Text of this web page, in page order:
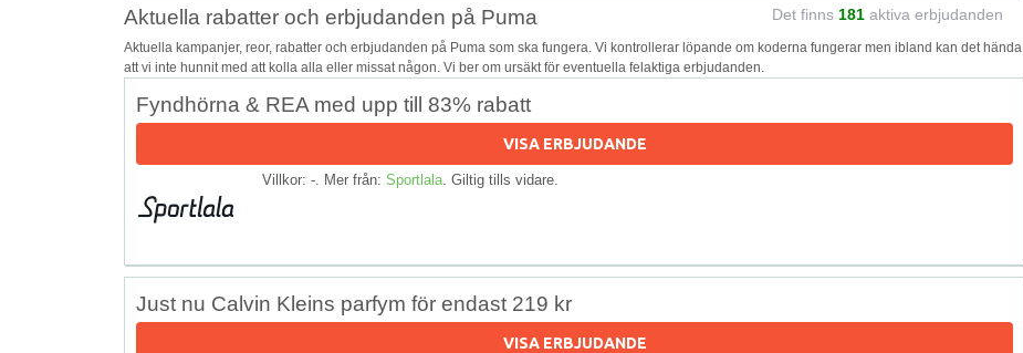
Aktuella rabatter och erbjudanden på Puma Det finns 181 aktiva erbjudanden
Aktuella kampanjer, reor, rabatter och erbjudanden på Puma som ska fungera. Vi kontrollerar löpande om koderna fungerar men ibland kan det hända
att vi inte hunnit med att kolla alla eller missat någon. Vi ber om ursäkt för eventuella felaktiga erbjudanden.
Fyndhörna & REA med upp till 83% rabatt
VISA ERBJUDANDE
Villkor: -. Mer från: Sportlala . Giltig tills vidare.
Just nu Calvin Kleins parfym för endast 219 kr
VISA ERBJUDANDE